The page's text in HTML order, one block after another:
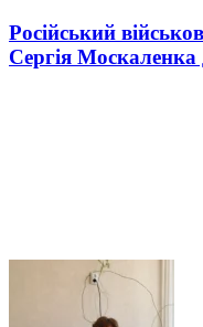
Російський
Сергія Москаленка